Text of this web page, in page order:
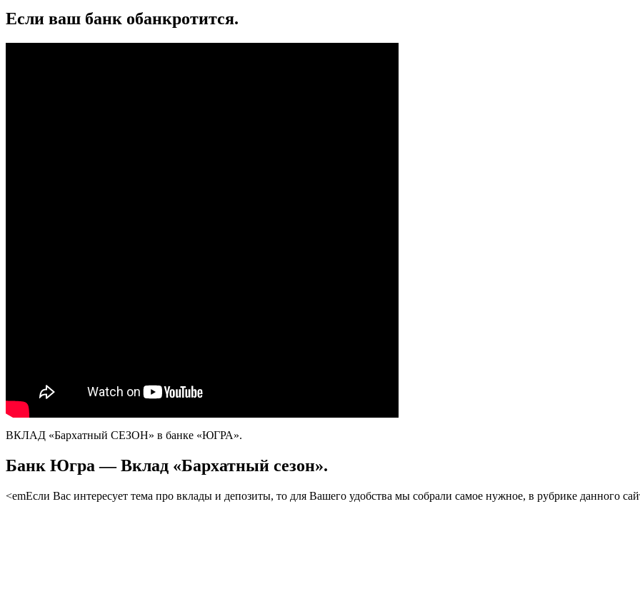
Если ваш банк обанкротится.
ВКЛАД «Бархатный СЕЗОН» в банке «ЮГРА».
Банк Югра — Вклад «Бархатный сезон».
<emЕсли Вас интересует тема про вклады и депозиты, то для Вашего удобства мы собрали самое нужное, в рубрике данного